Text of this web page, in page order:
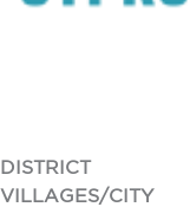
DISTRICT
VILLAGES/CITY